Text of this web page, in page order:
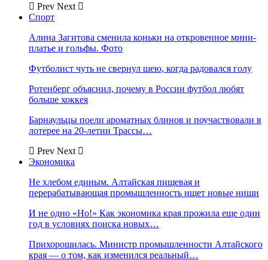
Prev Next
Спорт
Алина Загитова сменила коньки на откровенное мини-
платье и гольфы. Фото
Футболист чуть не свернул шею, когда радовался голу
Ротенберг объяснил, почему в России футбол любят
больше хоккея
Барнаульцы поели ароматных блинов и поучаствовали в
лотерее на 20-летии Трассы…
Prev Next
Экономика
Не хлебом единым. Алтайская пищевая и
перерабатывающая промышленность ищет новые ниши
И не одно «Но!» Как экономика края прожила еще один
год в условиях поиска новых…
Прихорошилась. Министр промышленности Алтайского
края — о том, как изменился реальный…